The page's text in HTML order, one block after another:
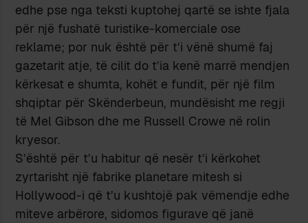
edhe pse nga teksti kuptohej qartë se ishte fjala
për një fushatë turistike-komerciale ose
reklame; por nuk është për t’i vënë shumë faj
gazetarit atje, të cilit do t’ia kenë marrë mendjen
kërkesat e shumta, kohët e fundit, për një film
shqiptar për Skënderbeun, mundësisht me regji
të Mel Gibson dhe me Russell Crowe në rolin
kryesor.
S’është për t’u habitur që nesër t’i kërkohet
zyrtarisht një fabrike planetare mitesh si
Hollywood-i që t’u kushtojë pak vëmendje edhe
miteve arbërore, sidomos figurave që janë